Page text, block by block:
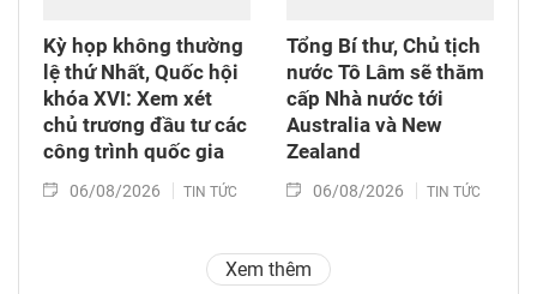
Kỳ họp không thường
lệ thứ Nhất, Quốc hội
khóa XVI: Xem xét
chủ trương đầu tư các
công trình quốc gia
06/08/2026 TIN TỨC
Tổng Bí thư, Chủ tịch
nước Tô Lâm sẽ thăm
cấp Nhà nước tới
Australia và New
Zealand
06/08/2026 TIN TỨC
Xem thêm